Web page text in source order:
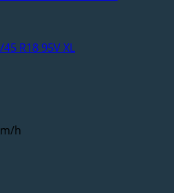
R18 95V XL
h